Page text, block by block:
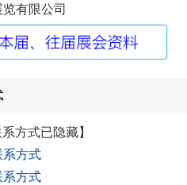
有限公司
方式已隐藏】
系方式
系方式